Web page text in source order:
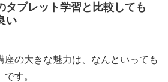
タブレット学習と比較しても
い
座の大きな魅力は、なんといっても
す。